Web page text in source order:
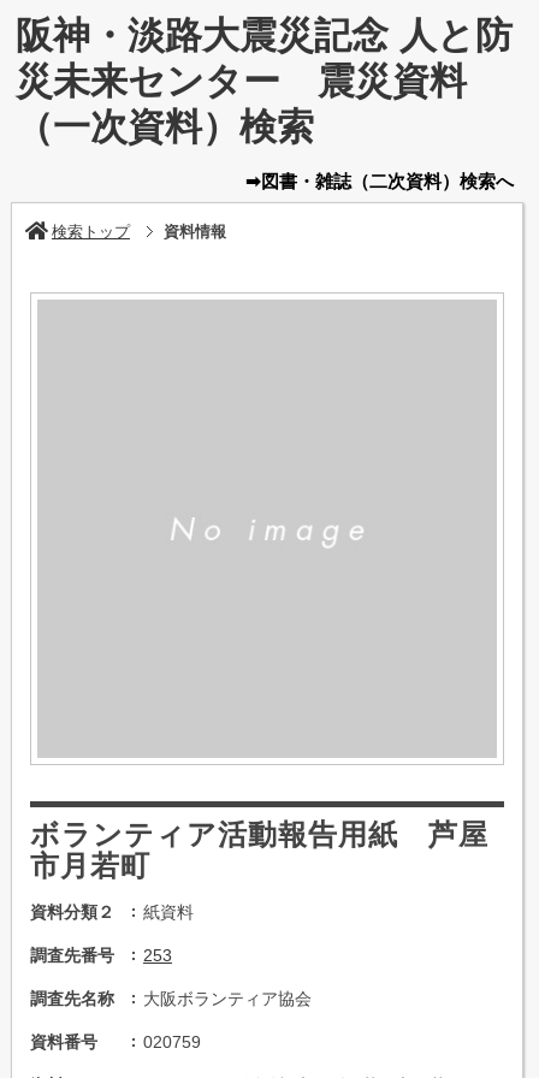
阪神・淡路大震災記念 人と防
災未来センター 震災資料
（一次資料）検索
➡図書・雑誌（二次資料） 検索へ
検索トップ 資料情報
ボランティア活動報告用紙 芦屋
市月若町
資料分類２ 紙資料
調査先番号 253
調査先名称 大阪ボランティア協会
資料番号 020759